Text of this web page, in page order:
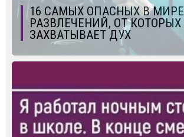
16 САМЫХ ОПАСНЫХ В МИРЕ
РАЗВЛЕЧЕНИЙ, ОТ КОТОРЫХ
ЗАХВАТЫВАЕТ ДУХ